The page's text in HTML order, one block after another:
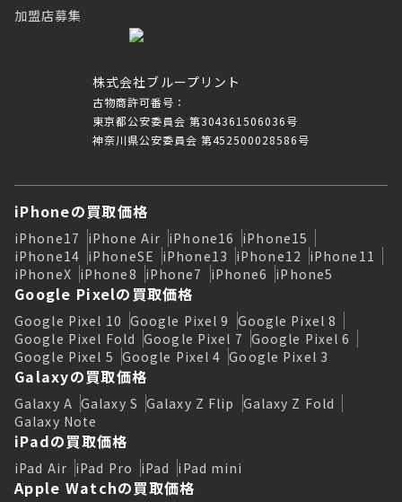
株式会社ブループリント
古物商許可番号：
東京都公安委員会 第304361506036号
神奈川県公安委員会 第452500028586号
加盟店募集
iPhoneの買取価格
iPhone17 iPhone Air iPhone16 iPhone15
iPhone14 iPhoneSE iPhone13 iPhone12 iPhone11
iPhoneX iPhone8 iPhone7 iPhone6 iPhone5
Google Pixelの買取価格
Google Pixel 10 Google Pixel 9 Google Pixel 8
Google Pixel Fold Google Pixel 7 Google Pixel 6
Google Pixel 5 Google Pixel 4 Google Pixel 3
Galaxyの買取価格
Galaxy A Galaxy S Galaxy Z Flip Galaxy Z Fold
Galaxy Note
iPadの買取価格
iPad Air iPad Pro iPad iPad mini
Apple Watchの買取価格